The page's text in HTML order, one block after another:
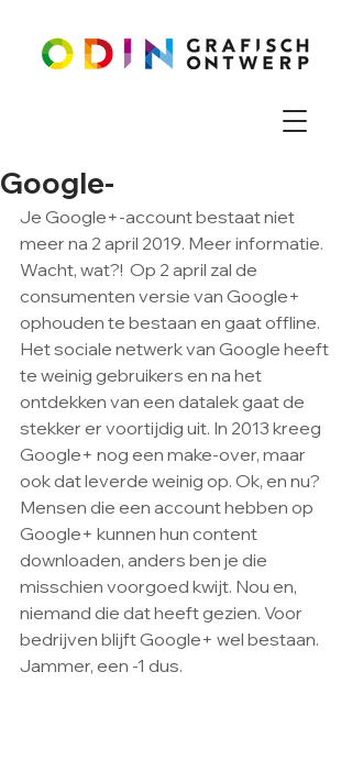
Google-
Je Google+-account bestaat niet
meer na 2 april 2019. Meer informatie.
Wacht, wat?!  Op 2 april zal de
consumenten versie van Google+
ophouden te bestaan en gaat offline.
Het sociale netwerk van Google heeft
te weinig gebruikers en na het
ontdekken van een datalek gaat de
stekker er voortijdig uit. In 2013 kreeg
Google+ nog een make-over, maar
ook dat leverde weinig op. Ok, en nu?
Mensen die een account hebben op
Google+ kunnen hun content
downloaden, anders ben je die
misschien voorgoed kwijt. Nou en,
niemand die dat heeft gezien. Voor
bedrijven blijft Google+ wel bestaan.
Jammer, een -1 dus.